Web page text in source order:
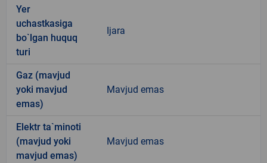
Yer
uchastkasiga
bo`lgan huquq
turi
Ijara
Gaz (mavjud
yoki mavjud
emas)
Mavjud emas
Elektr ta`minoti
(mavjud yoki
mavjud emas)
Mavjud emas